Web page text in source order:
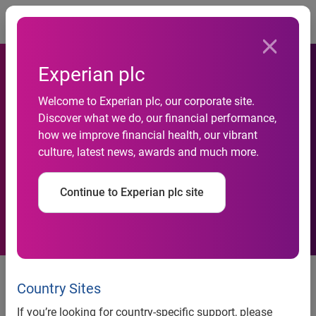
Experian plc
Welcome to Experian plc, our corporate site.
Discover what we do, our financial performance,
how we improve financial health, our vibrant
culture, latest news, awards and much more.
Continue to Experian plc site
Country Sites
If you’re looking for country-specific support, please
Experian nomina Giglio Del
Borgo nuovo Country
Manager per l'Italia
EXPERIAN NOMINA GIGLIO DEL BORGO NUOVO
COUNTRY MANAGER PER L’ITALIA